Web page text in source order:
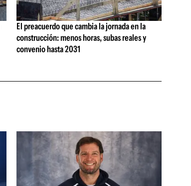
El preacuerdo que cambia la jornada en la
construcción: menos horas, subas reales y
convenio hasta 2031